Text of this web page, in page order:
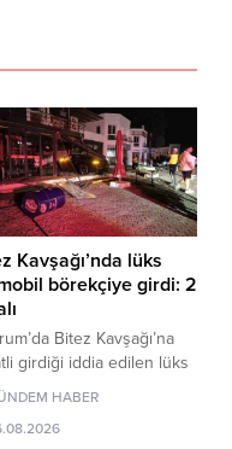
Kavşağı’nda lüks
börekçiye girdi: 2
Bitez Kavşağı’na
girdiği iddia edilen lüks
börekçiye girdi.
HABER